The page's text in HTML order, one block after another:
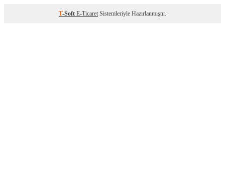
T-Soft E-Ticaret Sistemleriyle Hazırlanmıştır.